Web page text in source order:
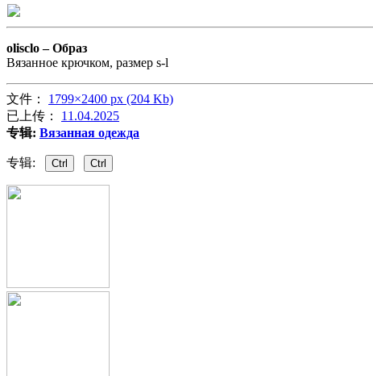
olisclo –Образ
Вязанное крючком, размер s-l
文件： 1799×2400 px (204 Kb)
已上传： 11.04.2025
专辑: Вязанная одежда
专辑: Ctrl Ctrl